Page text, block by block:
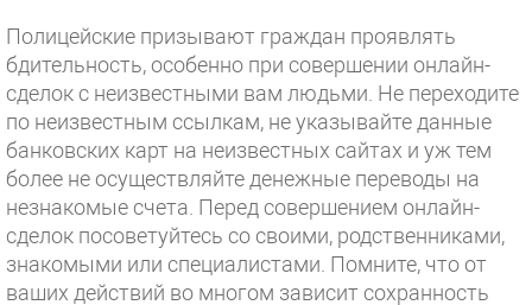
Полицейские призывают граждан проявлять
бдительность, особенно при совершении онлайн-
сделок с неизвестными вам людьми. Не переходите
по неизвестным ссылкам, не указывайте данные
банковских карт на неизвестных сайтах и уж тем
более не осуществляйте денежные переводы на
незнакомые счета. Перед совершением онлайн-
сделок посоветуйтесь со своими, родственниками,
знакомыми или специалистами. Помните, что от
ваших действий во многом зависит сохранность